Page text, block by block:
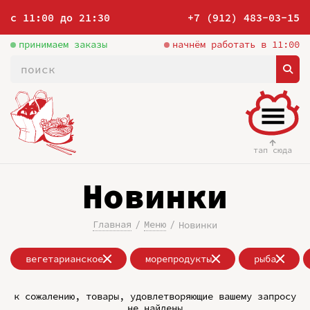
с 11:00 до 21:30 +7 (912) 483-03-15
принимаем заказы начнём работать в 11:00
тап сюда
Новинки
Главная Меню Новинки
вегетарианское морепродукты рыба
к сожалению, товары, удовлетворяющие вашему запросу